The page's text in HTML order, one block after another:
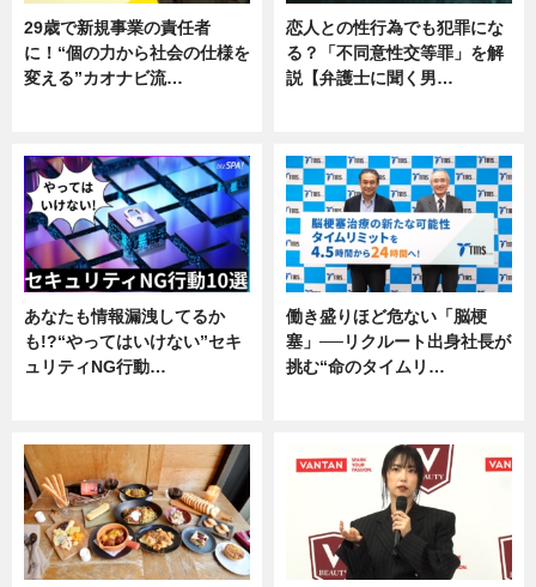
29歳で新規事業の責任者
に！“個の力から社会の仕様を
変える”カオナビ流…
恋人との性行為でも犯罪にな
る？「不同意性交等罪」を解
説【弁護士に聞く男…
あなたも情報漏洩してるか
も!?“やってはいけない”セキ
ュリティNG行動…
働き盛りほど危ない「脳梗
塞」──リクルート出身社長が
挑む“命のタイムリ…